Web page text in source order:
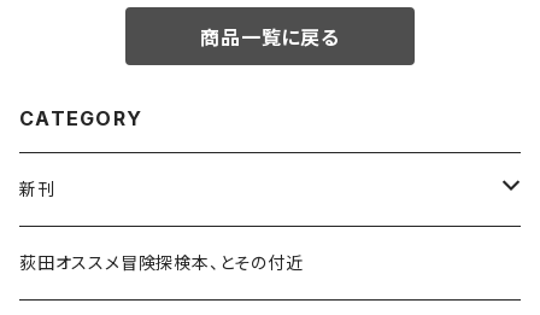
商品一覧に戻る
CATEGORY
新刊
和書
荻田オススメ冒険探検本、とその付近